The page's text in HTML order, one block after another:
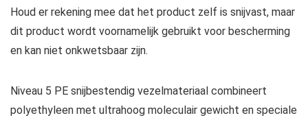
Houd er rekening mee dat het product zelf is snijvast, maar
dit product wordt voornamelijk gebruikt voor bescherming
en kan niet onkwetsbaar zijn.
Niveau 5 PE snijbestendig vezelmateriaal combineert
polyethyleen met ultrahoog moleculair gewicht en speciale